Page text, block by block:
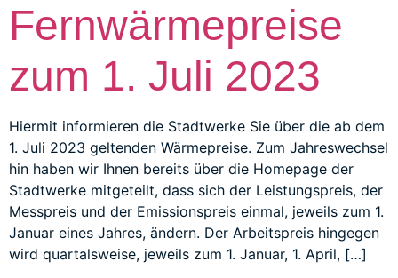
Fernwärmepreise
zum 1. Juli 2023
Hiermit informieren die Stadtwerke Sie über die ab dem
1. Juli 2023 geltenden Wärmepreise. Zum Jahreswechsel
hin haben wir Ihnen bereits über die Homepage der
Stadtwerke mitgeteilt, dass sich der Leistungspreis, der
Messpreis und der Emissionspreis einmal, jeweils zum 1.
Januar eines Jahres, ändern. Der Arbeitspreis hingegen
wird quartalsweise, jeweils zum 1. Januar, 1. April, […]